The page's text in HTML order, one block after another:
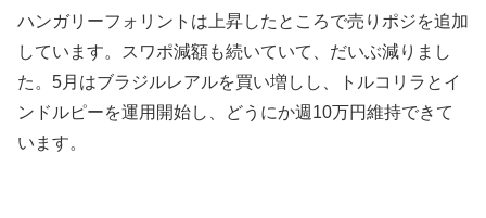
ハンガリーフォリントは上昇したところで売りポジを追加
しています。スワポ減額も続いていて、だいぶ減りまし
た。5月はブラジルレアルを買い増しし、トルコリラとイ
ンドルピーを運用開始し、どうにか週10万円維持できて
います。